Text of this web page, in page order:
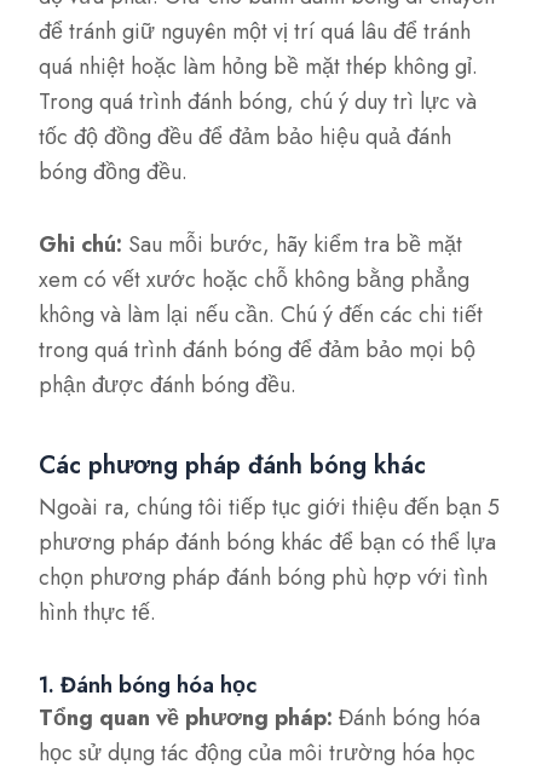
để tránh giữ nguyên một vị trí quá lâu để tránh
quá nhiệt hoặc làm hỏng bề mặt thép không gỉ.
Trong quá trình đánh bóng, chú ý duy trì lực và
tốc độ đồng đều để đảm bảo hiệu quả đánh
bóng đồng đều.
Ghi chú: Sau mỗi bước, hãy kiểm tra bề mặt
xem có vết xước hoặc chỗ không bằng phẳng
không và làm lại nếu cần. Chú ý đến các chi tiết
trong quá trình đánh bóng để đảm bảo mọi bộ
phận được đánh bóng đều.
Các phương pháp đánh bóng khác
Ngoài ra, chúng tôi tiếp tục giới thiệu đến bạn 5
phương pháp đánh bóng khác để bạn có thể lựa
chọn phương pháp đánh bóng phù hợp với tình
hình thực tế.
1. Đánh bóng hóa học
Tổng quan về phương pháp: Đánh bóng hóa
học sử dụng tác động của môi trường hóa học